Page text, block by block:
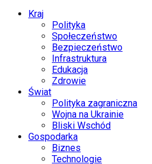
Kraj
Polityka
Społeczeństwo
Bezpieczeństwo
Infrastruktura
Edukacja
Zdrowie
Świat
Polityka zagraniczna
Wojna na Ukrainie
Bliski Wschód
Gospodarka
Biznes
Technologie